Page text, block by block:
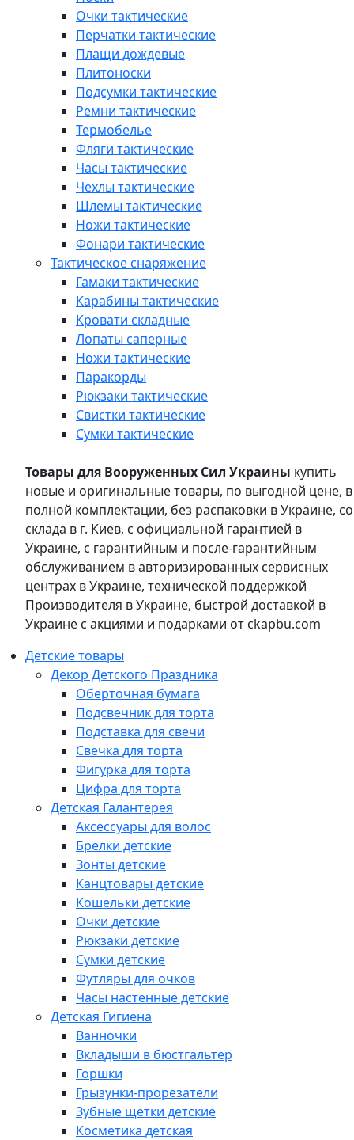
Очки тактические
Перчатки тактические
Плащи дождевые
Плитоноски
Подсумки тактические
Ремни тактические
Термобелье
Фляги тактические
Часы тактические
Чехлы тактические
Шлемы тактические
Ножи тактические
Фонари тактические
Тактическое снаряжение
Гамаки тактические
Карабины тактические
Кровати складные
Лопаты саперные
Ножи тактические
Паракорды
Рюкзаки тактические
Свистки тактические
Сумки тактические
Товары для Вооруженных Сил Украины купить
новые и оригинальные товары, по выгодной цене, в
полной комплектации, без распаковки в Украине, со
склада в г. Киев, с официальной гарантией в
Украине, с гарантийным и после-гарантийным
обслуживанием в авторизированных сервисных
центрах в Украине, технической поддержкой
Производителя в Украине, быстрой доставкой в
Украине с акциями и подарками от ckapbu.com
Детские товары
Декор Детского Праздника
Оберточная бумага
Подсвечник для торта
Подставка для свечи
Свечка для торта
Фигурка для торта
Цифра для торта
Детская Галантерея
Аксессуары для волос
Брелки детские
Зонты детские
Канцтовары детские
Кошельки детские
Очки детские
Рюкзаки детские
Сумки детские
Футляры для очков
Часы настенные детские
Детская Гигиена
Ванночки
Вкладыши в бюстгальтер
Горшки
Грызунки-прорезатели
Зубные щетки детские
Косметика детская